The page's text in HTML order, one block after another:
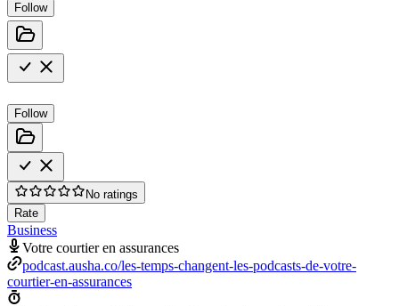
Follow
Follow
No ratings
Rate
Business
Votre courtier en assurances
podcast.ausha.co/les-temps-changent-les-podcasts-de-votre-
courtier-en-assurances